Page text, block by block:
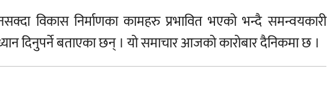
विकास निर्माणका कामहरु प्रभावित भएको भन्दै समन्वयकारी
दिनुपर्ने बताएका छन् । यो समाचार आजको कारोबार दैनिकमा छ ।